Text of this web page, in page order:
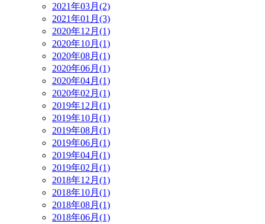
2021年03月(2)
2021年01月(3)
2020年12月(1)
2020年10月(1)
2020年08月(1)
2020年06月(1)
2020年04月(1)
2020年02月(1)
2019年12月(1)
2019年10月(1)
2019年08月(1)
2019年06月(1)
2019年04月(1)
2019年02月(1)
2018年12月(1)
2018年10月(1)
2018年08月(1)
2018年06月(1)